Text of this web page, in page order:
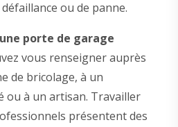
ou de panne.
porte de garage
vous renseigner auprès
de bricolage, à un
ou à un artisan. Travailler
présentent des